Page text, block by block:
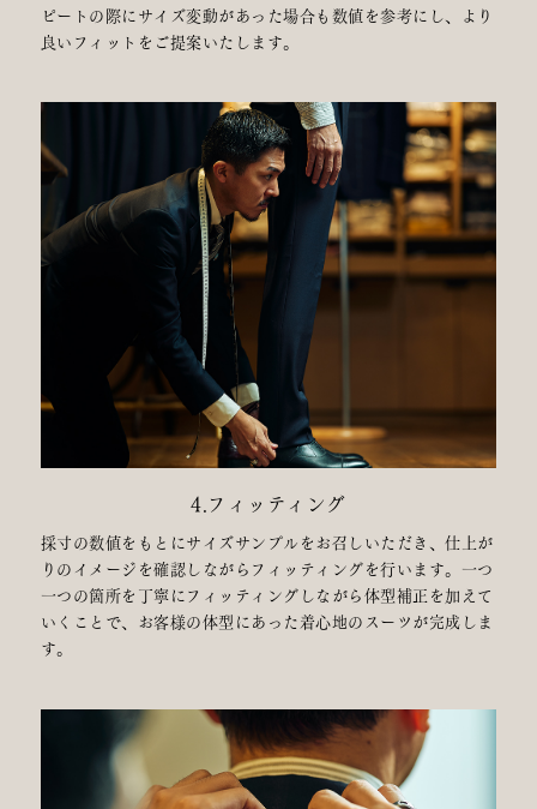
ピートの際にサイズ変動があった場合も数値を参考にし、より
良いフィットをご提案いたします。
4.フィッティング
採寸の数値をもとにサイズサンプルをお召しいただき、仕上が
りのイメージを確認しながらフィッティングを行います。一つ
一つの箇所を丁寧にフィッティングしながら体型補正を加えて
いくことで、お客様の体型にあった着心地のスーツが完成しま
す。